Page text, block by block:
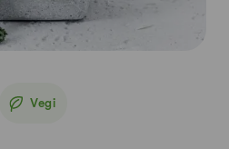
Vegi
Vegetarisch